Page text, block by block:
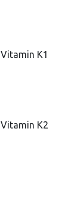
Vitamin K1
Vitamin K2